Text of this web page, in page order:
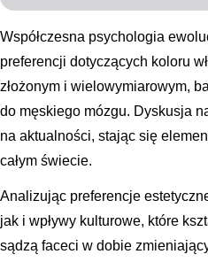
Współczesna psychologia
preferencji dotyczących koloru
złożonym i wielowymiarowym,
do męskiego mózgu. Dyskusja
na aktualności, stając się
całym świecie.
Analizując preferencje
jak i wpływy kulturowe, które
sądzą faceci w dobie